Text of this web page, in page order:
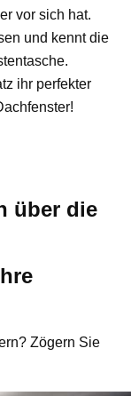
vor sich hat.
und kennt die
ihr perfekter
über die
Zögern Sie